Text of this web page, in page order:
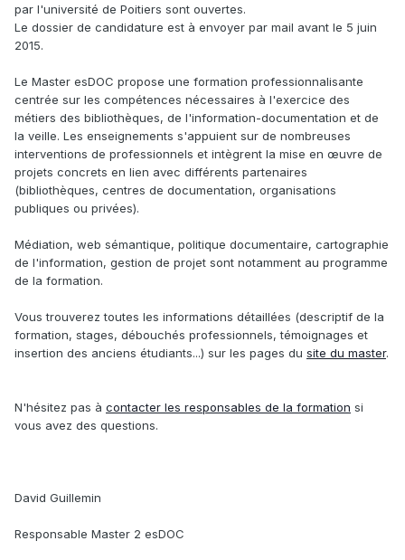
par l'université de Poitiers sont ouvertes.
Le dossier de candidature est à envoyer par mail avant le 5 juin
2015.
Le Master esDOC propose une formation professionnalisante
centrée sur les compétences nécessaires à l'exercice des
métiers des bibliothèques, de l'information-documentation et de
la veille. Les enseignements s'appuient sur de nombreuses
interventions de professionnels et intègrent la mise en œuvre de
projets concrets en lien avec différents partenaires
(bibliothèques, centres de documentation, organisations
publiques ou privées).
Médiation, web sémantique, politique documentaire, cartographie
de l'information, gestion de projet sont notamment au programme
de la formation.
Vous trouverez toutes les informations détaillées (descriptif de la
formation, stages, débouchés professionnels, témoignages et
insertion des anciens étudiants...) sur les pages du site du master.
N'hésitez pas à contacter les responsables de la formation si
vous avez des questions.
David Guillemin
Responsable Master 2 esDOC